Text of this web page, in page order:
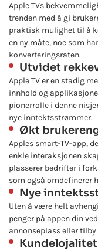
Apple TVs
trenden med å gi
praktisk mulighet til å
en ny måte, noe som
konverteringsraten.
Utvidet
Apple TV er en stadig
innhold og
pionerrolle i denne
nye inntektsstrømmer.
Økt
Apples smart-TV-app,
enkle interaksjonen
plasserer bedrifter i
som også omdefinerer
Nye
Uten å være helt
penger på appen din
annonseplass eller